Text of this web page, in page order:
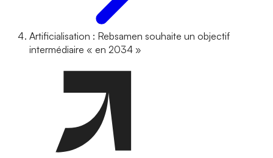
Artificialisation : Rebsamen souhaite un objectif
intermédiaire « en 2034 »